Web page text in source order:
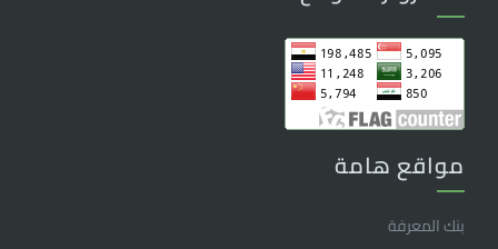
مواقع هامة
بنك المعرفة